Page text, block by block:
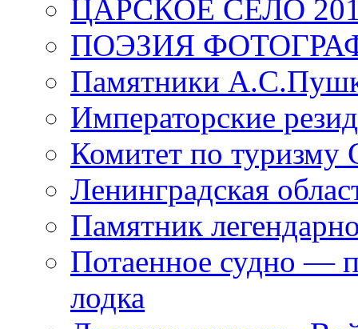
ЦАРСКОЕ СЕЛО
ПОЭЗИЯ
Памятники
Императорские
Комитет по туризму
Ленинградская
Памятник
Потаенное судно —
лодка